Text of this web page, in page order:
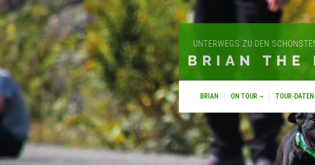
UNTERWEGS ZU DEN
BRIAN THE
BRIAN ON TOUR TOUR-DATEN